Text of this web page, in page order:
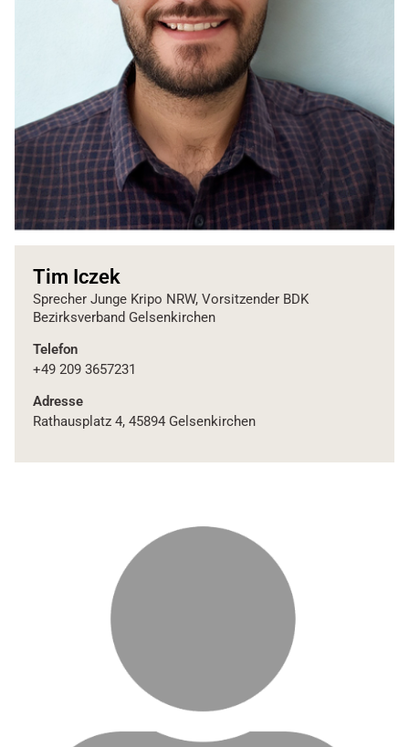
Tim Iczek
Sprecher Junge Kripo NRW, Vorsitzender BDK
Bezirksverband Gelsenkirchen
Telefon
+49 209 3657231
Adresse
Rathausplatz 4, 45894 Gelsenkirchen